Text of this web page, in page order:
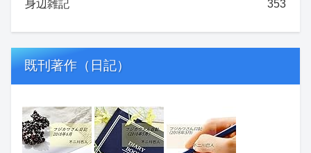
身辺雑記 353
既刊著作（日記）